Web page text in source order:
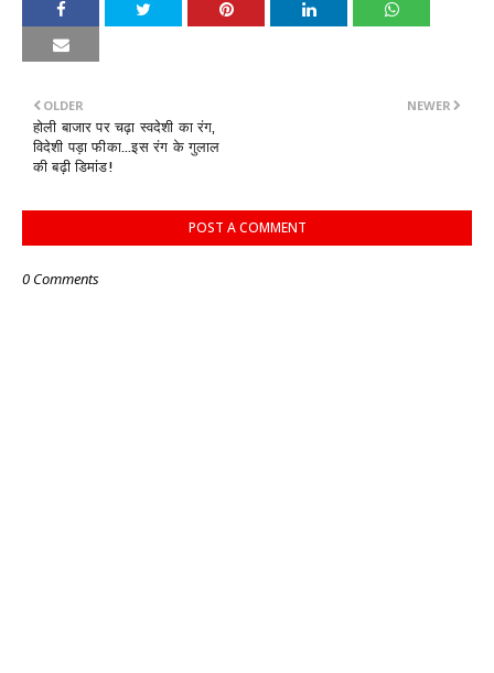
NEWER
OLDER
होली बाजार पर चढ़ा स्वदेशी का रंग,
विदेशी पड़ा फीका...इस रंग के गुलाल
की बढ़ी डिमांड!
POST A COMMENT
0 Comments